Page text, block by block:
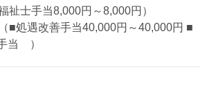
祉士手当8,000円～8,000円）
■処遇改善手当40,000円～40,000円 ■
当 ）